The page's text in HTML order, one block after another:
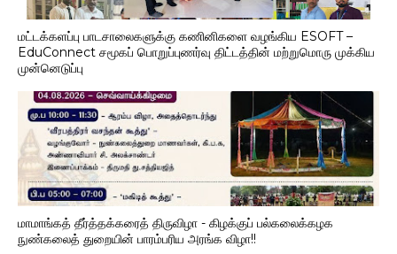
மட்டக்களப்பு பாடசாலைகளுக்கு கணினிகளை வழங்கிய ESOFT –
EduConnect சமூகப் பொறுப்புணர்வு திட்டத்தின் மற்றுமொரு முக்கிய
முன்னெடுப்பு
மாமாங்கத் தீர்த்தக்கரைத் திருவிழா - கிழக்குப் பல்கலைக்கழக
நுண்கலைத் துறையின் பாரம்பரிய அரங்க விழா!!